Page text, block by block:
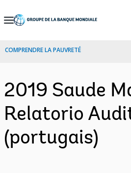
Skip
Navigation
COMPRENDRE LA PAUVRETÉ
2019 Saude
Relatorio
(portugais)